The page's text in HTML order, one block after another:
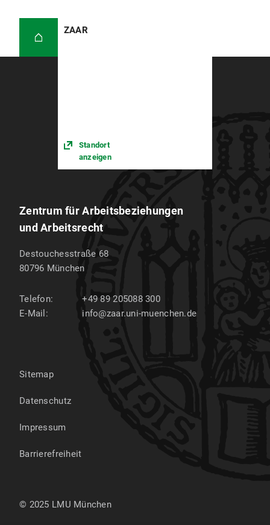
ZAAR
Standort
anzeigen
Zentrum für Arbeitsbeziehungen
und Arbeitsrecht
Destouchesstraße 68
80796 München
Telefon:
+49 89 205088 300
E-Mail:
info@zaar.uni-muenchen.de
Sitemap
Datenschutz
Impressum
Barrierefreiheit
© 2025 LMU München